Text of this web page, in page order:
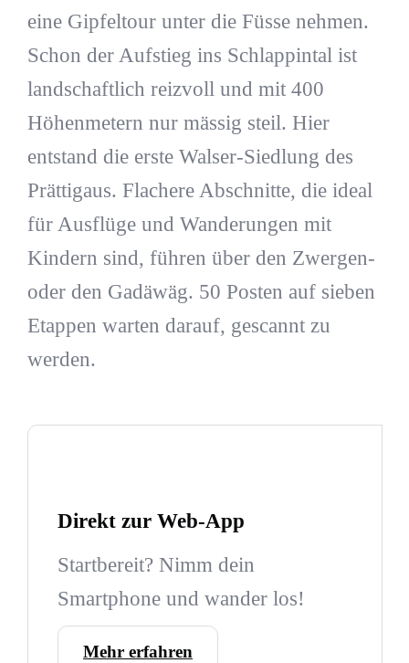
eine Gipfeltour unter die Füsse nehmen.
Schon der Aufstieg ins Schlappintal ist
landschaftlich reizvoll und mit 400
Höhenmetern nur mässig steil. Hier
entstand die erste Walser-Siedlung des
Prättigaus. Flachere Abschnitte, die ideal
für Ausflüge und Wanderungen mit
Kindern sind, führen über den Zwergen-
oder den Gadäwäg. 50 Posten auf sieben
Etappen warten darauf, gescannt zu
werden.
Direkt zur Web-App
Startbereit? Nimm dein
Smartphone und wander los!
Mehr erfahren